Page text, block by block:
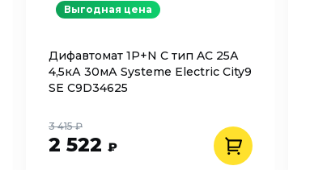
Дифавтомат 1P+N C тип AC 25А
4,5кА 30мА Systeme Electric City9
SE C9D34625
2 522 ₽
3 415 ₽
Выгодная цена